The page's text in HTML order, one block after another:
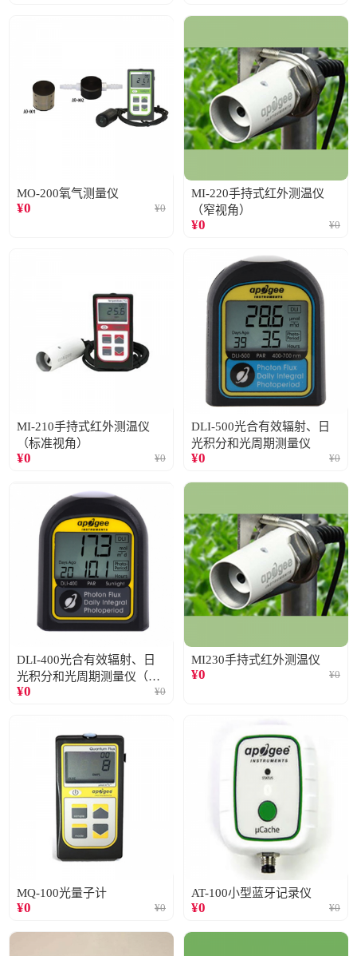
MO-200氧气测量仪
¥0 ¥0
MI-220手持式红外测温仪
（窄视角）
¥0 ¥0
MI-210手持式红外测温仪
（标准视角）
¥0 ¥0
DLI-500光合有效辐射、日
光积分和光周期测量仪
¥0 ¥0
DLI-400光合有效辐射、日
光积分和光周期测量仪（仅
阳光）
¥0 ¥0
MI230手持式红外测温仪
¥0 ¥0
MQ-100光量子计
¥0 ¥0
AT-100小型蓝牙记录仪
¥0 ¥0